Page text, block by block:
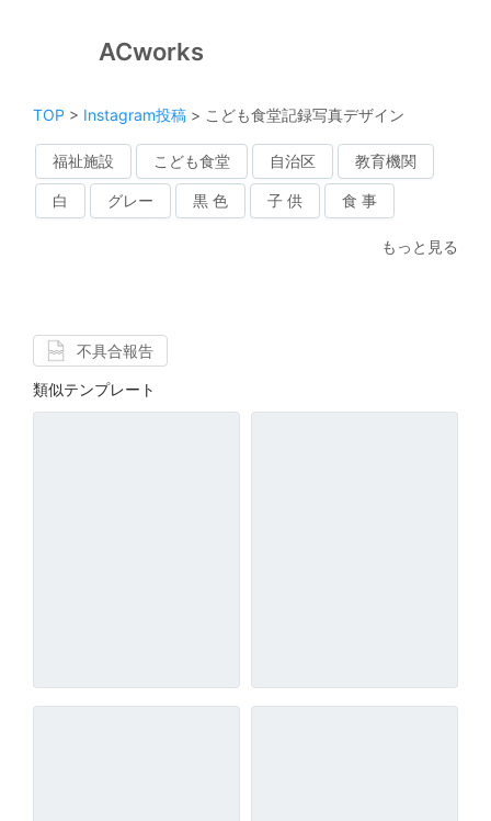
ACworks
TOP > Instagram投稿 > こども食堂記録写真デザイン
福祉施設 こども食堂 自治区 教育機関
白 グレー 黒 色 子 供 食 事
もっと見る
不具合報告
類似テンプレート